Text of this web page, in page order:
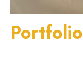
Portfolio